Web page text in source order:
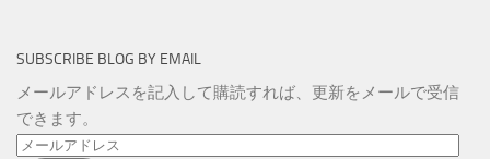
SUBSCRIBE BLOG BY EMAIL
メールアドレスを記入して購読すれば、更新をメールで受信
できます。
メ